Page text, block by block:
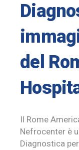
del
Il Rome
Nefrocenter è
Diagnostica